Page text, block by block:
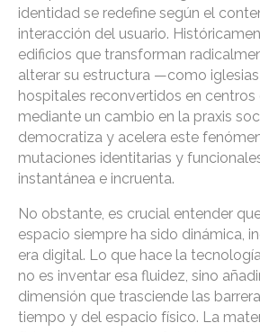
identidad se redefine según el
interacción del usuario.
edificios que transforman
alterar su estructura —como
hospitales reconvertidos en centros
mediante un cambio en la praxis
democratiza y acelera este
mutaciones identitarias y
instantánea e incruenta.
No obstante, es crucial entender
espacio siempre ha sido dinámica,
era digital. Lo que hace la
no es inventar esa fluidez, sino
dimensión que trasciende las
tiempo y del espacio físico. La